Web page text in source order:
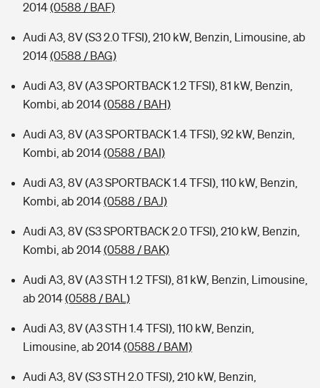
2014(0588 / BAF)
Audi A3, 8V (S3 2.0 TFSI), 210 kW, Benzin, Limousine, ab
2014(0588 / BAG)
Audi A3, 8V (A3 SPORTBACK 1.2 TFSI), 81 kW, Benzin,
Kombi, ab 2014(0588 / BAH)
Audi A3, 8V (A3 SPORTBACK 1.4 TFSI), 92 kW, Benzin,
Kombi, ab 2014(0588 / BAI)
Audi A3, 8V (A3 SPORTBACK 1.4 TFSI), 110 kW, Benzin,
Kombi, ab 2014(0588 / BAJ)
Audi A3, 8V (S3 SPORTBACK 2.0 TFSI), 210 kW, Benzin,
Kombi, ab 2014(0588 / BAK)
Audi A3, 8V (A3 STH 1.2 TFSI), 81 kW, Benzin, Limousine,
ab 2014(0588 / BAL)
Audi A3, 8V (A3 STH 1.4 TFSI), 110 kW, Benzin,
Limousine, ab 2014(0588 / BAM)
Audi A3, 8V (S3 STH 2.0 TFSI), 210 kW, Benzin,